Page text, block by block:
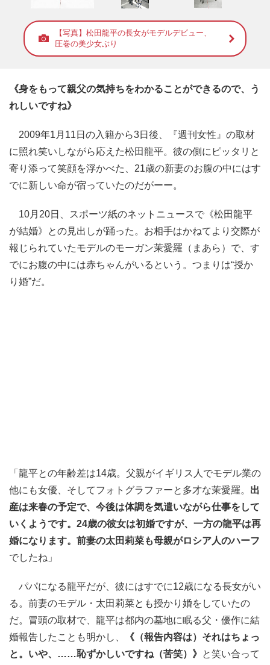
【写真】松田龍平の長女がモデルデビュー、
圧巻の美少女ぶり
《身をもって親父の気持ちをわかることができるので、う
れしいですね》
2009年1月11日の入籍から3日後、『週刊女性』の取材
に照れ笑いしながら応えた松田龍平。彼の側にピッタリと
寄り添って笑顔を浮かべた、21歳の新妻のお腹の中にはす
でに新しい命が宿っていたのだがーー。
10月20日、スポーツ紙のネットニュースで《松田龍平
が結婚》との見出しが踊った。お相手はかねてより交際が
報じられていたモデルのモーガン茉愛羅（まあら）で、す
でにお腹の中には赤ちゃんがいるという。つまりは“授か
り婚”だ。
「龍平との年齢差は14歳。父親がイギリス人でモデル業の
他にも女優、そしてフォトグラファーと多才な茉愛羅。 出
産は来春の予定で、今後は体調を気遣いながら仕事をして
いくようです。24歳の彼女は初婚ですが、一方の龍平は再
婚になります。前妻の太田莉菜も母親がロシア人のハーフ
でしたね」
パパになる龍平だが、彼にはすでに12歳になる長女がい
る。前妻のモデル・太田莉菜とも授かり婚をしていたの
だ。冒頭の取材で、龍平は都内の墓地に眠る父・優作に結
婚報告したことも明かし、
《（報告内容は）それはちょっ
と。いや、……恥ずかしいですね（苦笑）》 と笑い合って